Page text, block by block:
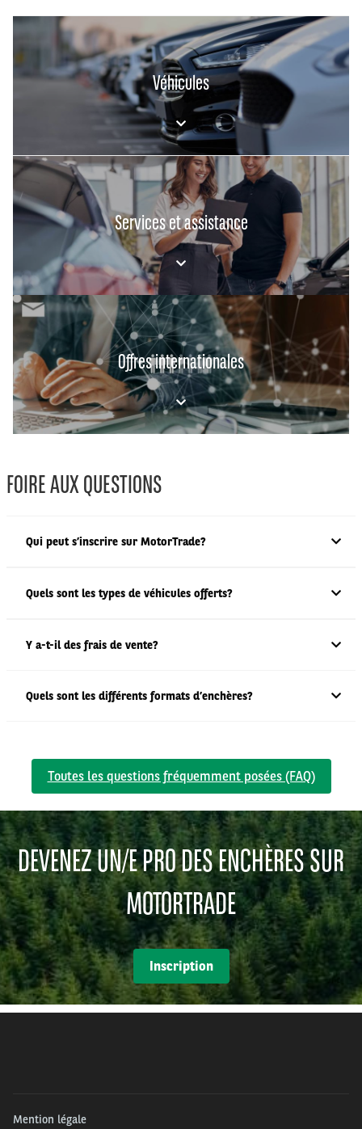
Véhicules
Services et assistance
Offres internationales
FOIRE AUX QUESTIONS
Qui peut s’inscrire sur MotorTrade?
Quels sont les types de véhicules offerts?
Y a-t-il des frais de vente?
Quels sont les différents formats d’enchères?
Toutes les questions fréquemment posées (FAQ)
DEVENEZ UN/E PRO DES ENCHÈRES SUR
MOTORTRADE
Inscription
Mention légale